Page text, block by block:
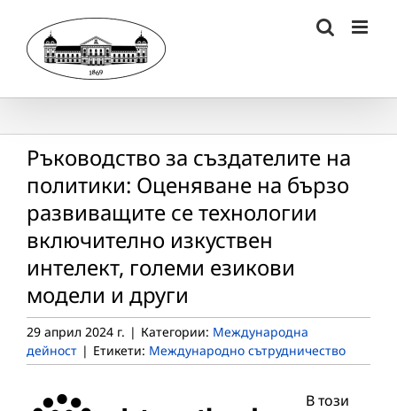
content
Ръководство за създателите на
политики: Оценяване на бързо
развиващите се технологии
включително изкуствен
интелект, големи езикови
модели и други
29 април 2024 г. | Категории: Международна
дейност | Етикети: Международно сътрудничество
В този